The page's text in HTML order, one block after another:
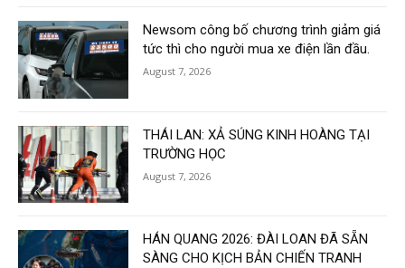
Newsom công bố chương trình giảm giá
tức thì cho người mua xe điện lần đầu.
August 7, 2026
THÁI LAN: XẢ SÚNG KINH HOÀNG TẠI
TRƯỜNG HỌC
August 7, 2026
HÁN QUANG 2026: ĐÀI LOAN ĐÃ SẴN
SÀNG CHO KỊCH BẢN CHIẾN TRANH